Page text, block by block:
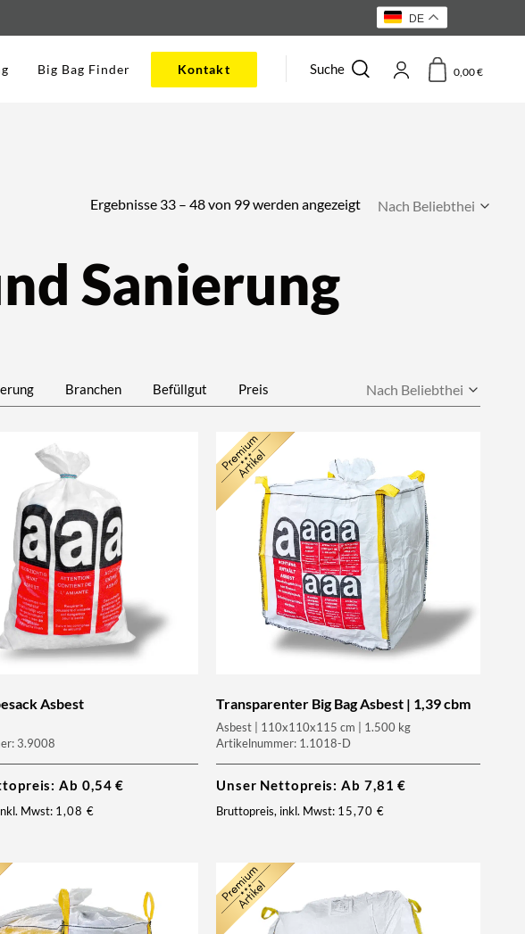
DE
Big Bag Finder Kontakt Suche 0,00€
Ergebnisse 33 – 48 von 99 werden angezeigtNach
Sanierung
Branchen Befüllgut Preis
Asbest
3.9008
Ab 0,54€
Mwst: 1,08 €
Transparenter Big Bag Asbest | 1,39 cbm
Asbest | 110x110x115 cm | 1.500 kg
Artikelnummer: 1.1018-D
Unser Nettopreis: Ab 7,81€
Bruttopreis, inkl. Mwst: 15,70 €